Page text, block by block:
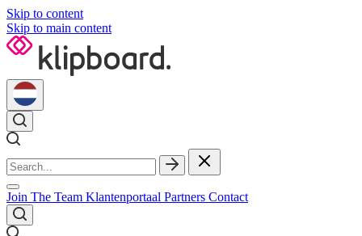
Skip to content
Skip to main content
Join The Team Klantenportaal Partners Contact